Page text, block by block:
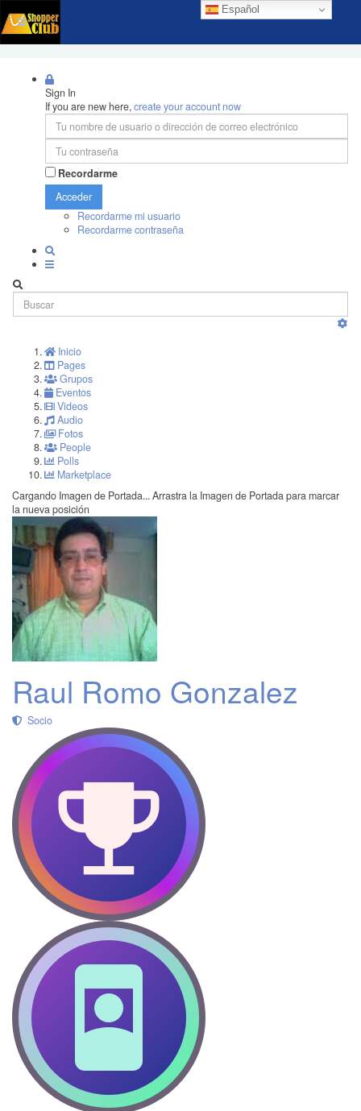
Español
Sign In
If you are new here,create your account now
Recordarme
Acceder
Recordarme mi usuario
Recordarme contraseña
Inicio
Pages
Grupos
Eventos
Videos
Audio
Fotos
People
Polls
Marketplace
Cargando Imagen de Portada... Arrastra la Imagen de Portada para marcar
la nueva posición
Raul Romo Gonzalez
Socio